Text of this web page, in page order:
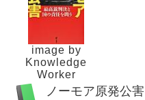
image by
Knowledge
Worker
ノーモア原発公